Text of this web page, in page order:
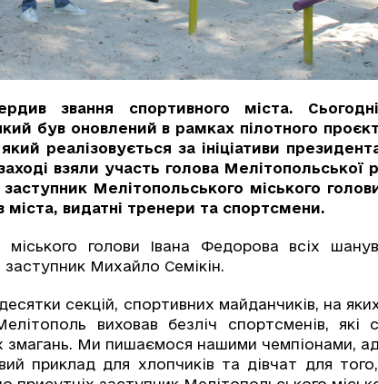
звання спортивного міста.
був оновлений в рамках пілотного
реалізовується за ініціативи
взяли участь голова Мелітопольської
заступник Мелітопольського міського
міста, видатні тренери та спортсмени.
міського голови Івана Федорова всіх
Михайло Семікін.
секцій, спортивних майданчиків, на
виховав безліч спортсменів, які
змагань. Ми пишаємося нашими чемпіонами,
приклад для хлопчиків та дівчат для